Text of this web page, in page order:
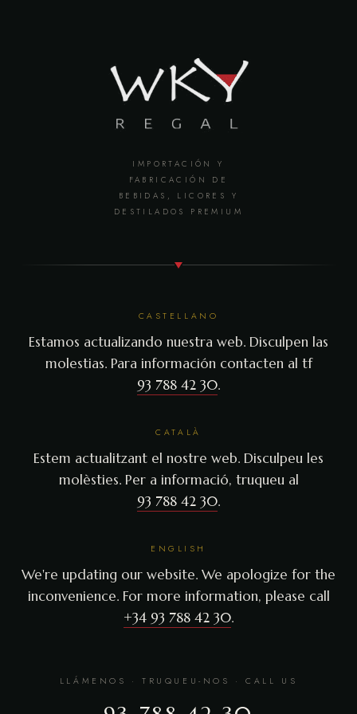
IMPORTACIÓN Y
FABRICACIÓN DE
BEBIDAS, LICORES Y
DESTILADOS PREMIUM
CASTELLANO
Estamos actualizando nuestra web. Disculpen las
molestias. Para información contacten al tf
93 788 42 30.
CATALÀ
Estem actualitzant el nostre web. Disculpeu les
molèsties. Per a informació, truqueu al
93 788 42 30.
ENGLISH
We're updating our website. We apologize for the
inconvenience. For more information, please call
+34 93 788 42 30.
LLÁMENOS · TRUQUEU-NOS · CALL US